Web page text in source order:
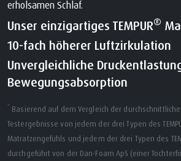
erholsamen Schlaf.
Unser einzigartiges TEMPUR®
10-fach höherer Luftzirkulation
Unvergleichliche
Bewegungsabsorption
* Basierend auf dem Vergleich der
Testergebnisse von jedem der drei Typen des
Matratzengefühls und jedem der drei Typen des
durchgeführt von der Dan-Foam ApS (einer